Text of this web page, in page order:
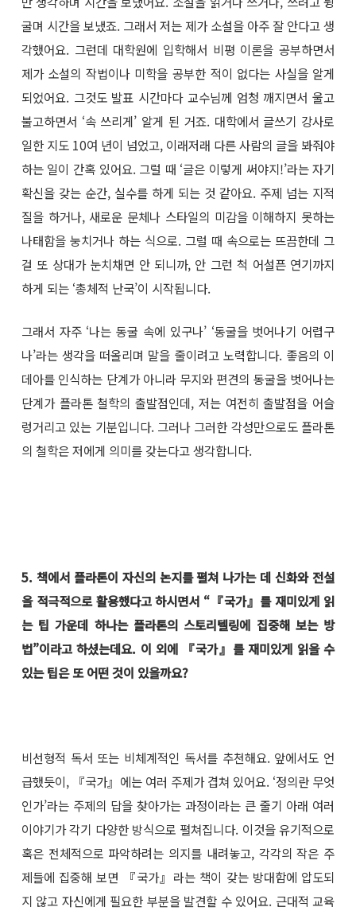
굴며 시간을 보냈죠. 그래서 저는 제가 소설을 아주 잘 안다고 생
각했어요. 그런데 대학원에 입학해서 비평 이론을 공부하면서
제가 소설의 작법이나 미학을 공부한 적이 없다는 사실을 알게
되었어요. 그것도 발표 시간마다 교수님께 엄청 깨지면서 울고
불고하면서 ‘속 쓰리게’ 알게 된 거죠. 대학에서 글쓰기 강사로
일한 지도 10여 년이 넘었고, 이래저래 다른 사람의 글을 봐줘야
하는 일이 간혹 있어요. 그럴 때 ‘글은 이렇게 써야지!’라는 자기
확신을 갖는 순간, 실수를 하게 되는 것 같아요. 주제 넘는 지적
질을 하거나, 새로운 문체나 스타일의 미감을 이해하지 못하는
나태함을 눙치거나 하는 식으로. 그럴 때 속으로는 뜨끔한데 그
걸 또 상대가 눈치채면 안 되니까, 안 그런 척 어설픈 연기까지
하게 되는 ‘총체적 난국’이 시작됩니다.
그래서 자주 ‘나는 동굴 속에 있구나’ ‘동굴을 벗어나기 어렵구
나’라는 생각을 떠올리며 말을 줄이려고 노력합니다. 좋음의 이
데아를 인식하는 단계가 아니라 무지와 편견의 동굴을 벗어나는
단계가 플라톤 철학의 출발점인데, 저는 여전히 출발점을 어슬
렁거리고 있는 기분입니다. 그러나 그러한 각성만으로도 플라톤
의 철학은 저에게 의미를 갖는다고 생각합니다.
5. 책에서 플라톤이 자신의 논지를 펼쳐 나가는 데 신화와 전설
을 적극적으로 활용했다고 하시면서 “『국가』를 재미있게 읽
는 팁 가운데 하나는 플라톤의 스토리텔링에 집중해 보는 방
법”이라고 하셨는데요. 이 외에 『국가』를 재미있게 읽을 수
있는 팁은 또 어떤 것이 있을까요?
비선형적 독서 또는 비체계적인 독서를 추천해요. 앞에서도 언
급했듯이, 『국가』에는 여러 주제가 겹쳐 있어요. ‘정의란 무엇
인가’라는 주제의 답을 찾아가는 과정이라는 큰 줄기 아래 여러
이야기가 각기 다양한 방식으로 펼쳐집니다. 이것을 유기적으로
혹은 전체적으로 파악하려는 의지를 내려놓고, 각각의 작은 주
제들에 집중해 보면 『국가』라는 책이 갖는 방대함에 압도되
지 않고 자신에게 필요한 부분을 발견할 수 있어요. 근대적 교육